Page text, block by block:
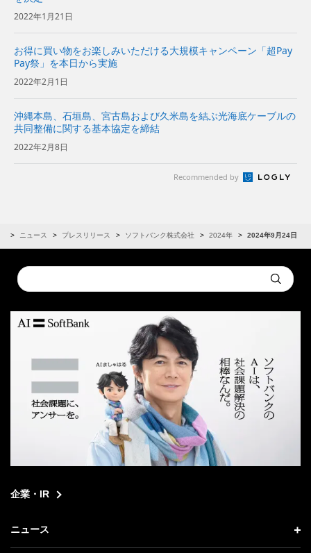
2022年1月21日
お得に買い物をお楽しみいただける大規模キャンペーン「超Pay
Pay祭」を本日から実施
2022年2月1日
沖縄本島、石垣島、宮古島および久米島を結ぶ光海底ケーブルの
共同整備に関する基本協定を締結
2022年2月8日
Recommended by
ニュース プレスリリース ソフトバンク株式会社 2024年 2024年9月24日
Conduct
a
Submit
企業・IR
ニュース